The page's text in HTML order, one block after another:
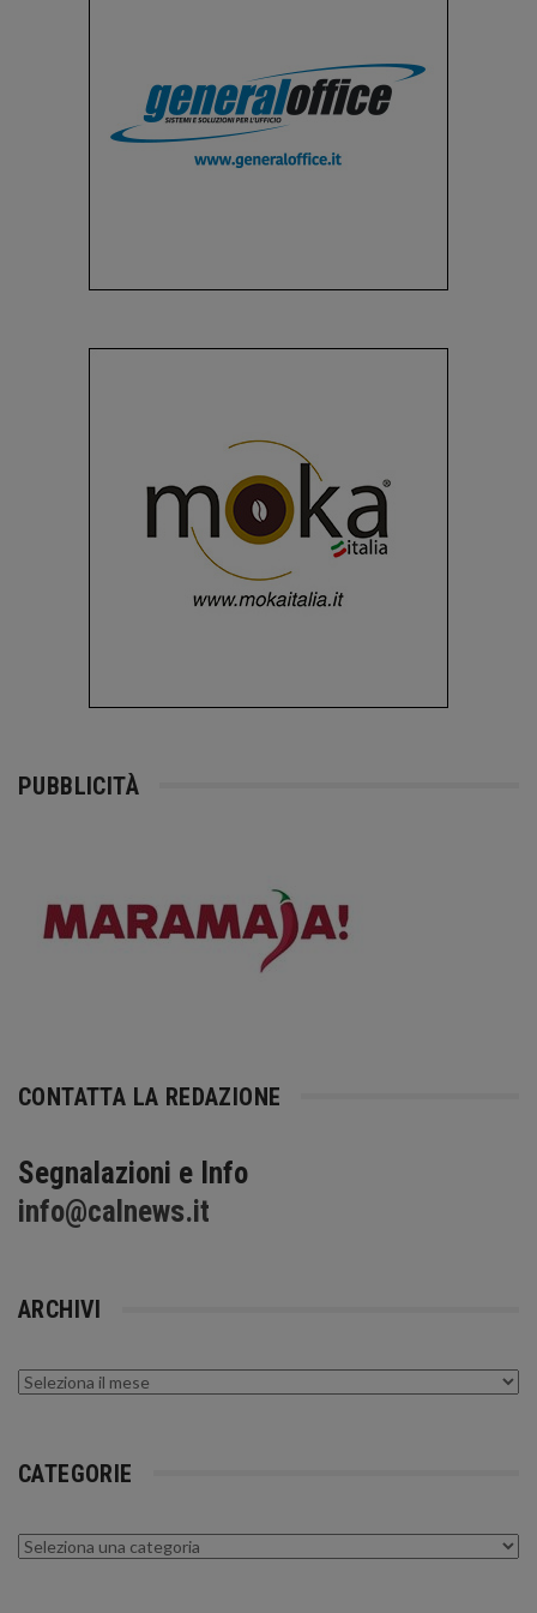
PUBBLICITÀ
CONTATTA LA REDAZIONE
Segnalazioni e Info
info@calnews.it
ARCHIVI
Archivi
CATEGORIE
Categorie